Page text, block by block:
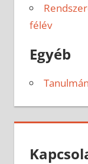
félév
Egyéb